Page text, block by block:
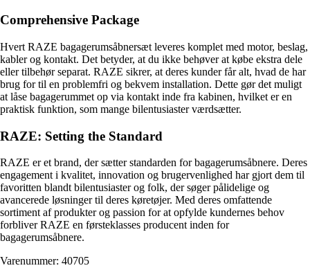
Comprehensive Package
Hvert RAZE bagagerumsåbnersæt leveres komplet med motor, beslag,
kabler og kontakt. Det betyder, at du ikke behøver at købe ekstra dele
eller tilbehør separat. RAZE sikrer, at deres kunder får alt, hvad de har
brug for til en problemfri og bekvem installation. Dette gør det muligt
at låse bagagerummet op via kontakt inde fra kabinen, hvilket er en
praktisk funktion, som mange bilentusiaster værdsætter.
RAZE: Setting the Standard
RAZE er et brand, der sætter standarden for bagagerumsåbnere. Deres
engagement i kvalitet, innovation og brugervenlighed har gjort dem til
favoritten blandt bilentusiaster og folk, der søger pålidelige og
avancerede løsninger til deres køretøjer. Med deres omfattende
sortiment af produkter og passion for at opfylde kundernes behov
forbliver RAZE en førsteklasses producent inden for
bagagerumsåbnere.
Varenummer: 40705